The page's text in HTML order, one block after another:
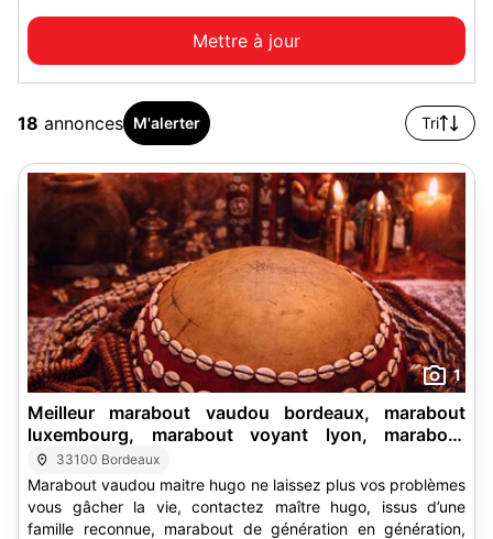
18 annonces M'alerter Tri
1
Meilleur marabout vaudou bordeaux, marabout
luxembourg, marabout voyant lyon, marabout
marseilles, marabout bruxelles, marabout reims
33100 Bordeaux
Marabout vaudou maitre hugo ne laissez plus vos problèmes
vous gâcher la vie, contactez maître hugo, issus d’une
famille reconnue, marabout de génération en génération,